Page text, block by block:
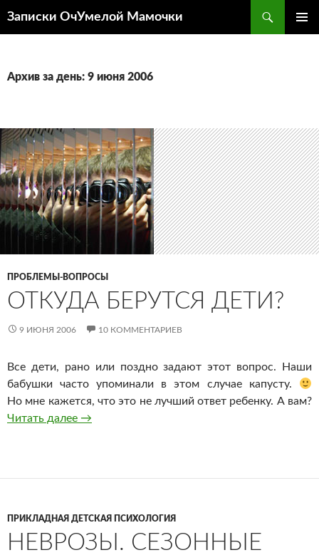
Записки ОчУмелой Мамочки
Архив за день: 9 июня 2006
ПРОБЛЕМЫ-ВОПРОСЫ
ОТКУДА БЕРУТСЯ ДЕТИ?
9 ИЮНЯ 2006 10 КОММЕНТАРИЕВ
Все дети, рано или поздно задают этот вопрос. Наши
бабушки часто упоминали в этом случае капусту.
Но мне кажется, что это не лучший ответ ребенку. А вам?
Читать далее Откуда берутся дети?
→
ПРИКЛАДНАЯ ДЕТСКАЯ ПСИХОЛОГИЯ
НЕВРОЗЫ. СЕЗОННЫЕ